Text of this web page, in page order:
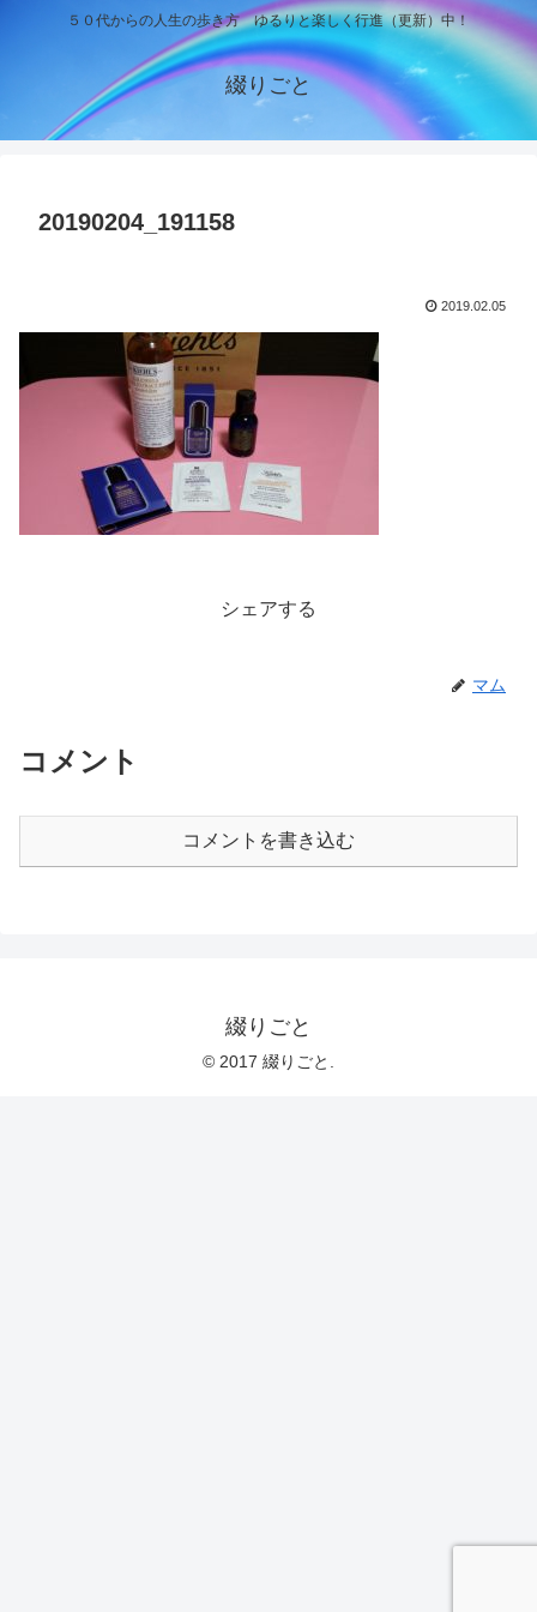
５０代からの人生の歩き方 ゆるりと楽しく行進（更新）中！
綴りごと
20190204_191158
2019.02.05
シェアする
マム
コメント
コメントを書き込む
綴りごと
© 2017 綴りごと.